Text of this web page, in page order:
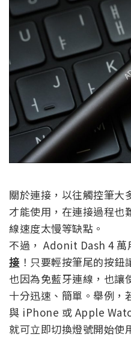
關於連接，以往觸控筆大
才能使用，在連接過程也
線速度太慢等缺點。
不過， Adonit Dash 4 萬
接 ！只要輕按筆尾的按鈕
也因為免藍牙連線，也讓
十分迅速、簡單。舉例，
與 iPhone 或 Apple
就可立即切換燈號開始使